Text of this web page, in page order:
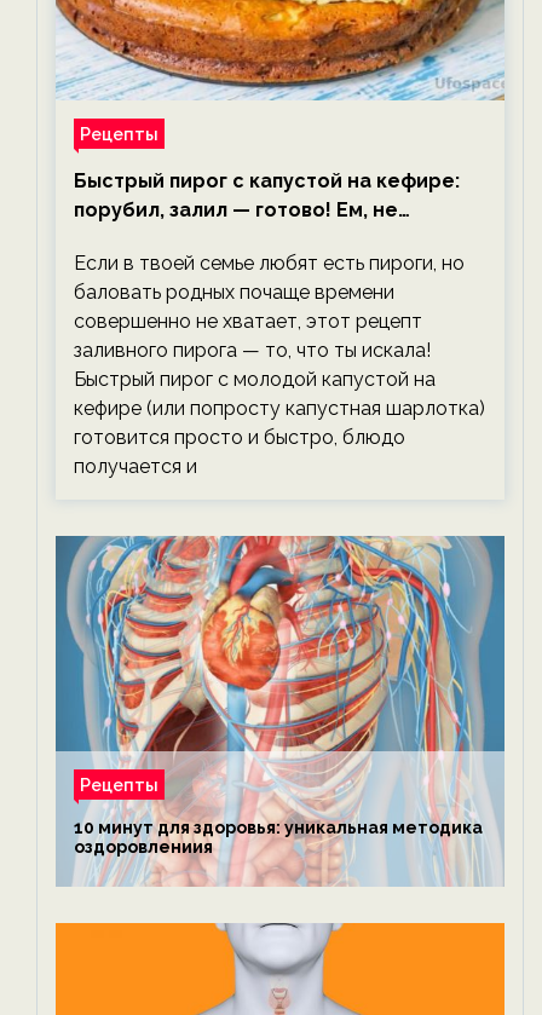
Рецепты
Быстрый пирог с капустой на кефире:
порубил, залил — готово! Ем, не
Если в твоей семье любят есть пироги, но
баловать родных почаще времени
совершенно не хватает, этот рецепт
заливного пирога — то, что ты искала!
Быстрый пирог с молодой капустой на
кефире (или попросту капустная шарлотка)
готовится просто и быстро, блюдо
получается и
Рецепты
10 минут для здоровья: уникальная методика
оздоровлениия